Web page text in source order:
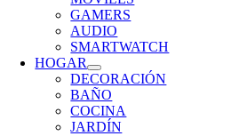
GAMERS
AUDIO
SMARTWATCH
HOGAR
DECORACIÓN
BAÑO
COCINA
JARDÍN